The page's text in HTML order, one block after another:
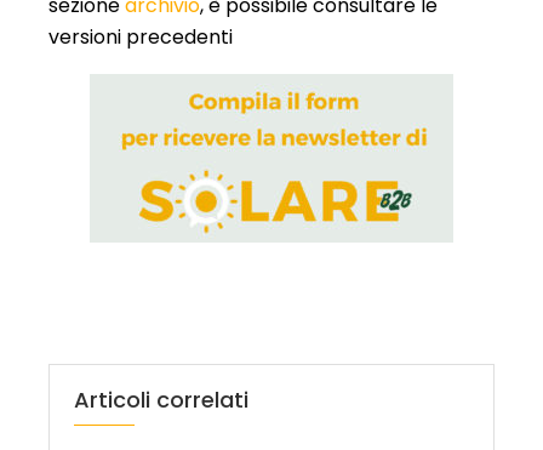
versioni precedenti
Articoli correlati